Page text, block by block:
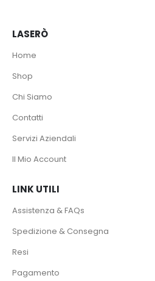
LASERÒ
Home
Shop
Chi Siamo
Contatti
Servizi Aziendali
Il Mio Account
LINK UTILI
Assistenza & FAQs
Spedizione & Consegna
Resi
Pagamento